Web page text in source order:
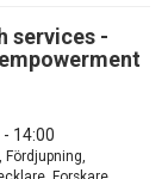
services -
- 14:00